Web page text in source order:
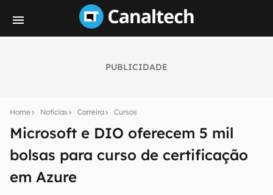
PUBLICIDADE
Home Notícias Carreira Cursos
Microsoft e DIO oferecem 5 mil
bolsas para curso de certificação
em Azure
notícias e reviews sobre tecnologia em primeira
E-mail